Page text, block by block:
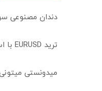
دندان مصنوعی
ترید EURUSD با اسپرد از صفر پیپ
میدونستی